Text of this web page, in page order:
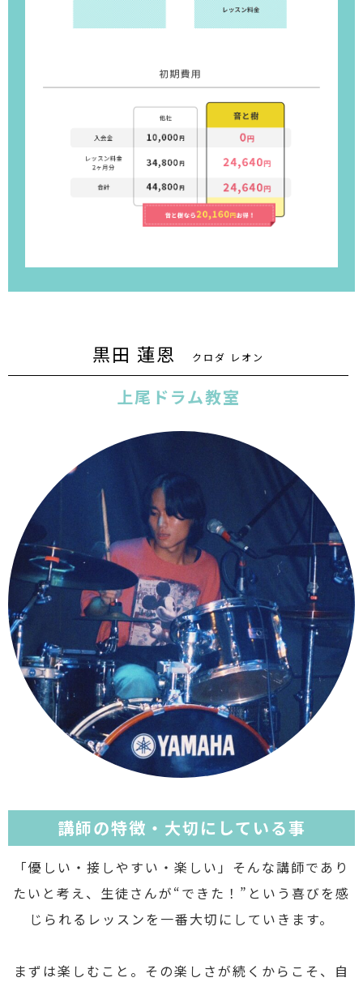
黒田 蓮恩 クロダ レオン
上尾ドラム教室
講師の特徴・大切にしている事
「優しい・接しやすい・楽しい」そんな講師であり
たいと考え、生徒さんが“できた！”という喜びを感
じられるレッスンを一番大切にしていきます。
まずは楽しむこと。その楽しさが続くからこそ、自